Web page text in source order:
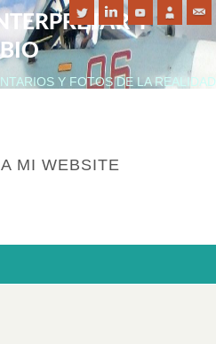
Y
Y FOTOS DE LA REALIDAD
MI WEBSITE